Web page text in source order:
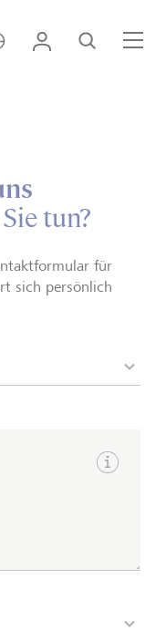
Österreich • Deutsch
Login Suche
tun?
für
sich persönlich
Hinweise